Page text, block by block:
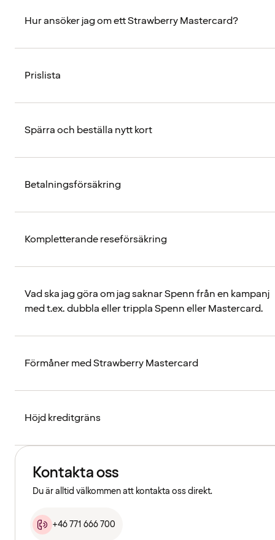
Hur ansöker jag om ett Strawberry Mastercard?
Prislista
Spärra och beställa nytt kort
Betalningsförsäkring
Kompletterande reseförsäkring
Vad ska jag göra om jag saknar Spenn från en kampanj
med t.ex. dubbla eller trippla Spenn eller Mastercard.
Förmåner med Strawberry Mastercard
Höjd kreditgräns
Kontakta oss
Du är alltid välkommen att kontakta oss direkt.
+46 771 666 700